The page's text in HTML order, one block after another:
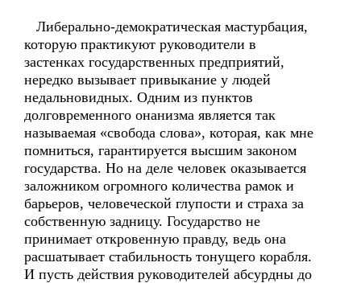
Либерально-демократическая мастурбация,
которую практикуют руководители в
застенках государственных предприятий,
нередко вызывает привыкание у людей
недальновидных. Одним из пунктов
долговременного онанизма является так
называемая «свобода слова», которая, как мне
помниться, гарантируется высшим законом
государства. Но на деле человек оказывается
заложником огромного количества рамок и
барьеров, человеческой глупости и страха за
собственную задницу. Государство не
принимает откровенную правду, ведь она
расшатывает стабильность тонущего корабля.
И пусть действия руководителей абсурдны до